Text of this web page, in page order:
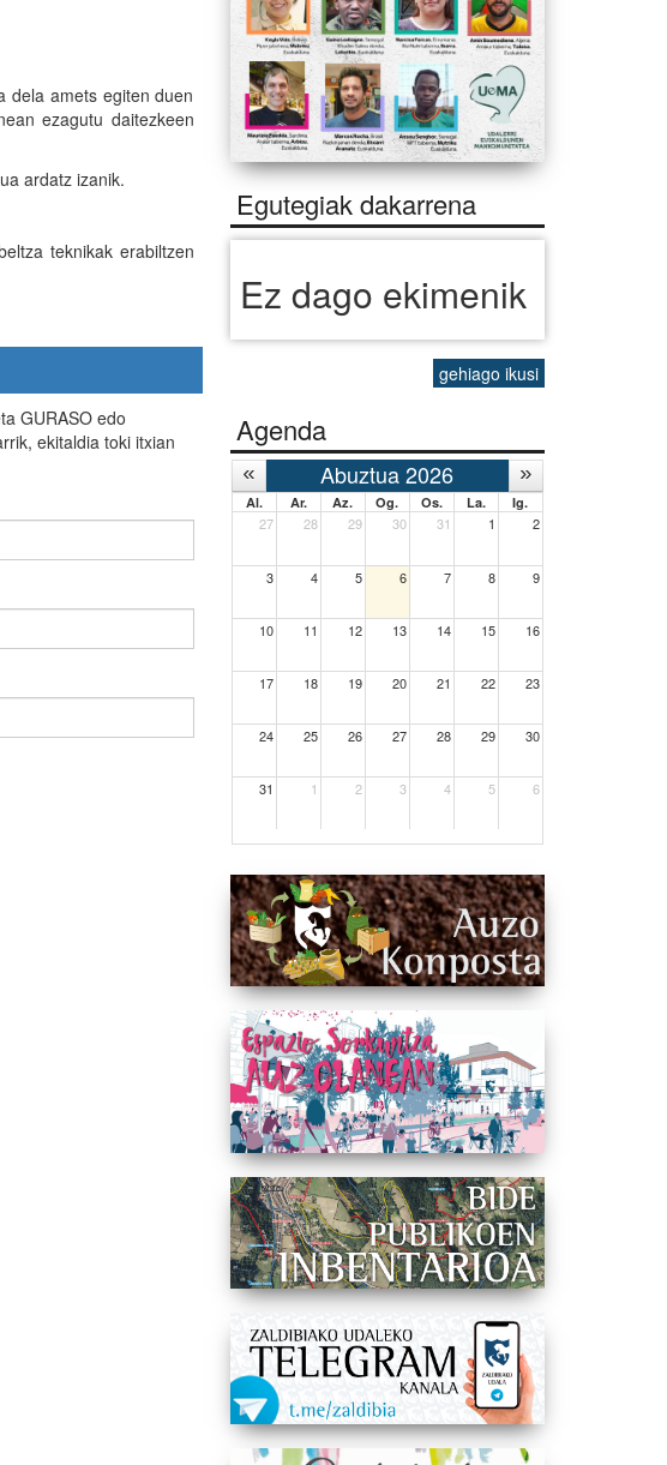
dela amets egiten duen
ezagutu daitezkeen
ardatz izanik.
teknikak erabiltzen
GURASO edo
ekitaldia toki itxian
Egutegiak dakarrena
Ez dago ekimenik
gehiago ikusi
Agenda
Abuztua 2026
Al. Ar. Az. Og. Os. La. Ig.
27 28 29 30 31 1 2
3 4 5 6 7 8 9
10 11 12 13 14 15 16
17 18 19 20 21 22 23
24 25 26 27 28 29 30
31 1 2 3 4 5 6